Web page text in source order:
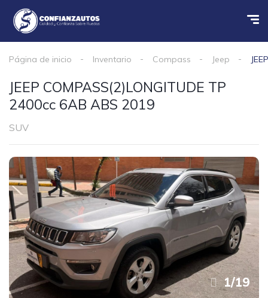
Página de inicio Inventario Compass Jeep
JEEP COMPASS(2)LONGITUDE TP
2400cc 6AB ABS 2019
SUV
1/19